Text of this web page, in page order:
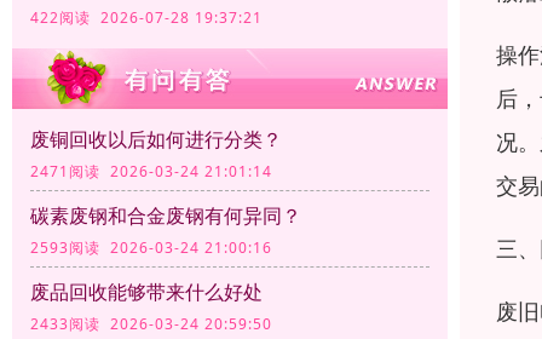
422阅读 2026-07-28 19:37:21
废铜回收以后如何进行分类？
2471阅读 2026-03-24 21:01:14
碳素废钢和合金废钢有何异同？
2593阅读 2026-03-24 21:00:16
废品回收能够带来什么好处
2433阅读 2026-03-24 20:59:50
操
后
况
交
三
废